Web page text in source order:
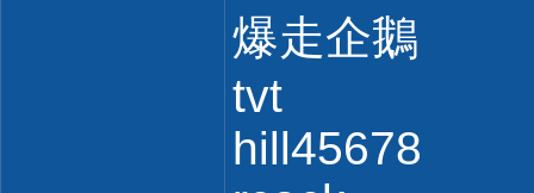
爆走企鵝
tvt
hill45678